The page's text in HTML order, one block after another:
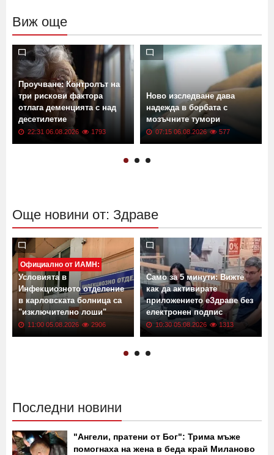
Виж още
Проучване: Контролът на
три рискови фактора
отлага деменцията с над
десетилетие
22:31 06.08.2026 1793
Ново изследване дава
надежда в борбата с
мозъчните тумори
07:15 06.08.2026 577
Още новини от: Здраве
Официално от ИАМН:
Условията в
Инфекциозното отделение
в карловската болница са
"изключително лоши"
11:00 05.08.2026 2906
Само за 5 минути: Вижте
как да активирате
приложението еЗдраве без
електронен подпис
10:30 05.08.2026 1313
Последни новини
"Ангели, пратени от Бог": Трима мъже
помогнаха на жена в беда край Миланово